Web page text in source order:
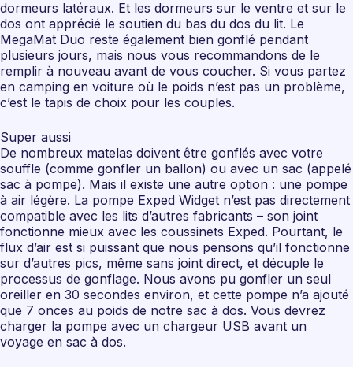
dormeurs latéraux. Et les dormeurs sur le ventre et sur le
dos ont apprécié le soutien du bas du dos du lit. Le
MegaMat Duo reste également bien gonflé pendant
plusieurs jours, mais nous vous recommandons de le
remplir à nouveau avant de vous coucher. Si vous partez
en camping en voiture où le poids n’est pas un problème,
c’est le tapis de choix pour les couples.
Super aussi
De nombreux matelas doivent être gonflés avec votre
souffle (comme gonfler un ballon) ou avec un sac (appelé
sac à pompe). Mais il existe une autre option : une pompe
à air légère. La pompe Exped Widget n’est pas directement
compatible avec les lits d’autres fabricants – son joint
fonctionne mieux avec les coussinets Exped. Pourtant, le
flux d’air est si puissant que nous pensons qu’il fonctionne
sur d’autres pics, même sans joint direct, et décuple le
processus de gonflage. Nous avons pu gonfler un seul
oreiller en 30 secondes environ, et cette pompe n’a ajouté
que 7 onces au poids de notre sac à dos. Vous devrez
charger la pompe avec un chargeur USB avant un
voyage en sac à dos.